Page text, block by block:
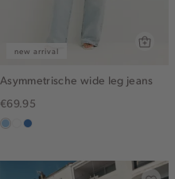
new arrival
Asymmetrische wide leg jeans
€69.95
blauw,
light
witblauw,
middle